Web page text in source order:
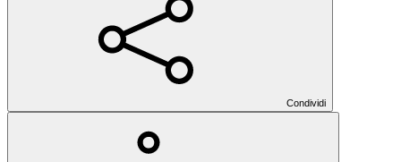
Condividi